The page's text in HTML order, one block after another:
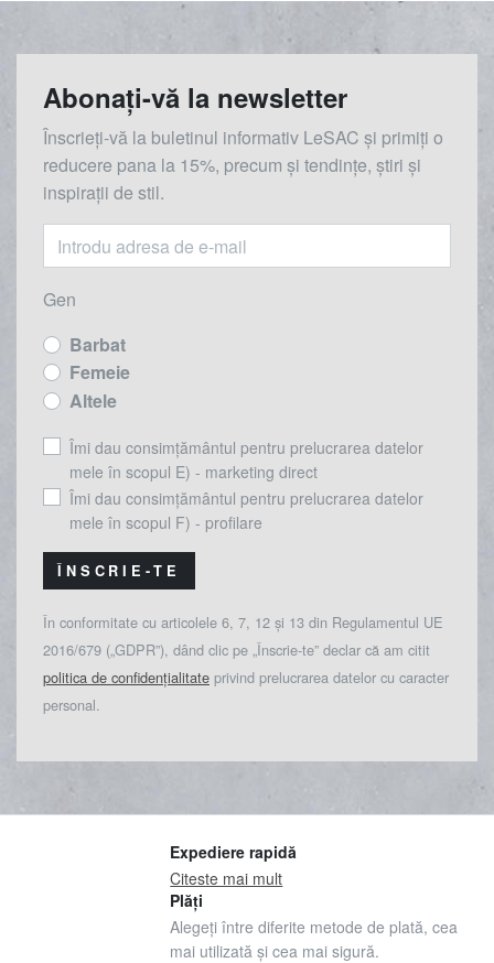
Abonați-vă la newsletter
Înscrieți-vă la buletinul informativ LeSAC și primiți o
reducere pana la 15%, precum și tendințe, știri și
inspirații de stil.
Gen
Barbat
Femeie
Altele
Îmi dau consimțământul pentru prelucrarea datelor
mele în scopul E) - marketing direct
Îmi dau consimțământul pentru prelucrarea datelor
mele în scopul F) - profilare
ÎNSCRIE-TE
În conformitate cu articolele 6, 7, 12 și 13 din Regulamentul UE
2016/679 („GDPR”), dând clic pe „Înscrie-te” declar că am citit
politica de confidențialitate privind prelucrarea datelor cu caracter
personal.
Expediere rapidă
Citeste mai mult
Plăți
Alegeți între diferite metode de plată, cea
mai utilizată și cea mai sigură.